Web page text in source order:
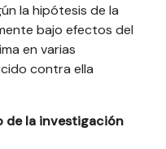
la hipótesis de la
bajo efectos del
en varias
contra ella
de la investigación